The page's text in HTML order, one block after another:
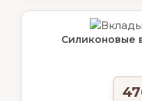
Силиконовые